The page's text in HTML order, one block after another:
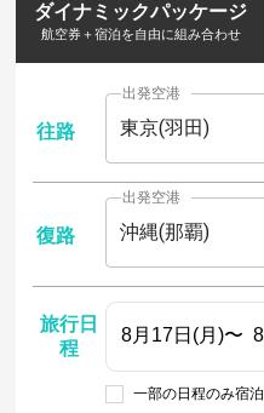
ダイナミックパッケージ
航空券＋宿泊を自由に組み合わせ
往路
出発空港
東京(羽田)
復路
出発空港
沖縄(那覇)
旅行日
程
一部の日程のみ宿泊